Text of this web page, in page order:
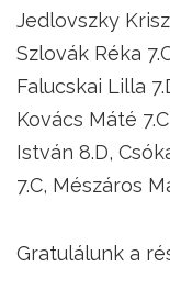
Jedlovszky
Szlovák Réka
Falucskai Lilla
Kovács Máté
István 8.D,
7.C, Mészáros
Gratulálunk a